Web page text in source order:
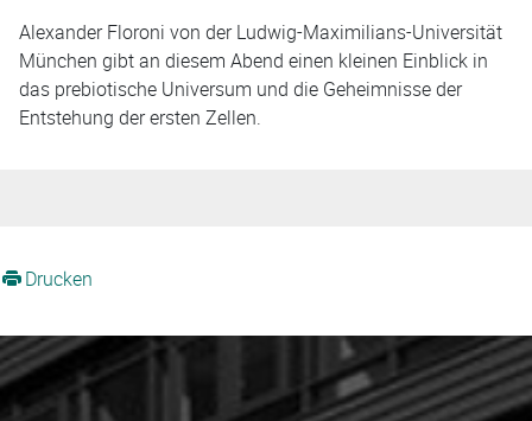
Alexander Floroni von der Ludwig-Maximilians-Universität
München gibt an diesem Abend einen kleinen Einblick in
das prebiotische Universum und die Geheimnisse der
Entstehung der ersten Zellen.
Drucken